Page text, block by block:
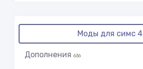
Моды для симс 4
Дополнения 636